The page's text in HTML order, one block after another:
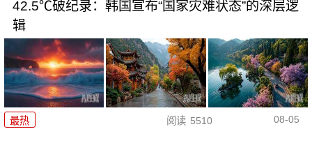
42.5℃破纪录：韩国宣布“国家灾难状态”的深层逻
辑
最热 阅读 5510 08-05